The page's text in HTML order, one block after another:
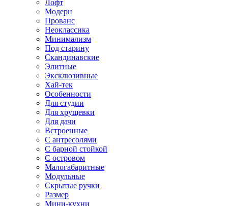
Лофт
Модерн
Прованс
Неоклассика
Минимализм
Под старину
Скандинавские
Элитные
Эксклюзивные
Хай-тек
Особенности
Для студии
Для хрущевки
Для дачи
Встроенные
С антресолями
С барной стойкой
С островом
Малогабаритные
Модульные
Скрытые ручки
Размер
Мини-кухни